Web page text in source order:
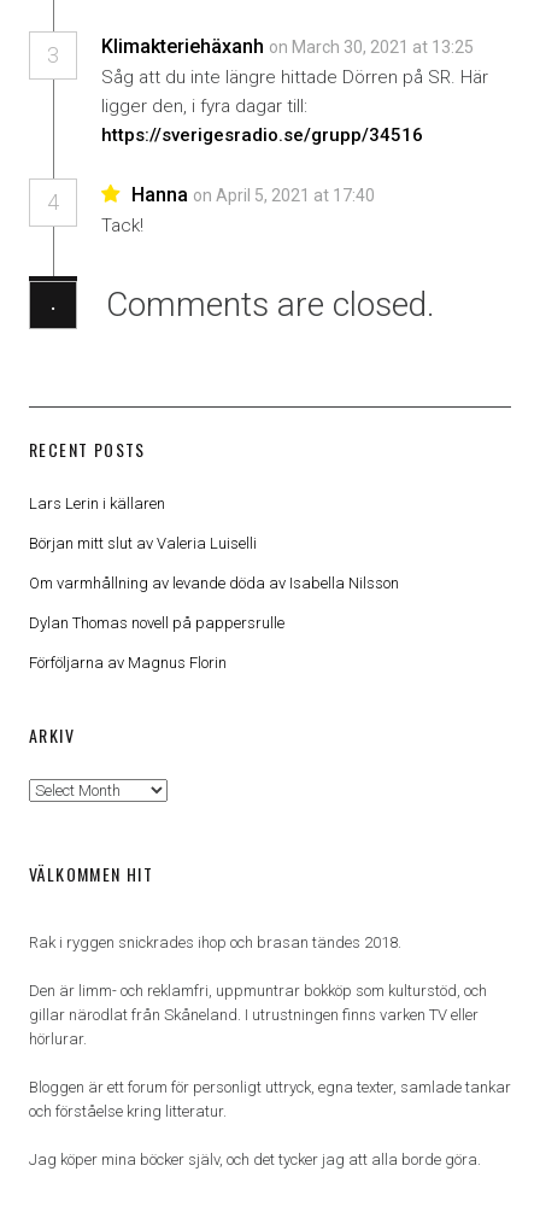
3 Klimakteriehäxanh on March 30, 2021 at 13:25
Såg att du inte längre hittade Dörren på SR. Här
ligger den, i fyra dagar till:
https://sverigesradio.se/grupp/34516
4 Hanna on April 5, 2021 at 17:40
Tack!
· Comments are closed.
RECENT POSTS
Lars Lerin i källaren
Början mitt slut av Valeria Luiselli
Om varmhållning av levande döda av Isabella Nilsson
Dylan Thomas novell på pappersrulle
Förföljarna av Magnus Florin
ARKIV
Arkiv
VÄLKOMMEN HIT
Rak i ryggen snickrades ihop och brasan tändes 2018.
Den är limm- och reklamfri, uppmuntrar bokköp som kulturstöd, och
gillar närodlat från Skåneland. I utrustningen finns varken TV eller
hörlurar.
Bloggen är ett forum för personligt uttryck, egna texter, samlade tankar
och förståelse kring litteratur.
Jag köper mina böcker själv, och det tycker jag att alla borde göra.